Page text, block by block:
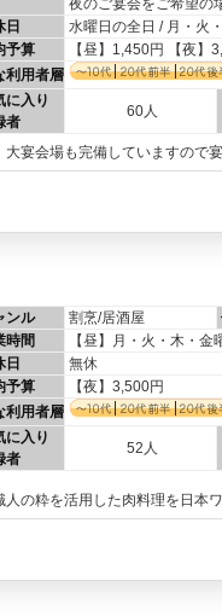
夜のご宴会をご希望の
日
水曜日の全日 / 月・火
予算
【昼】1,450円 【夜】
利用者層
に入り
者
60人
宴会場も完備していますので
ンル 割烹/居酒屋
時間
【昼】月・火・木・
日
無休
予算
【夜】3,500円
利用者層
に入り
者
52人
の粋を活用した肉料理を日本